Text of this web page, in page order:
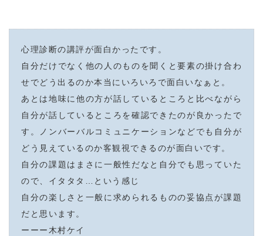
心理診断の講評が面白かったです。
自分だけでなく他の人のものを聞くと要素の掛け合わ
せでどう出るのか本当にいろいろで面白いなぁと。
あとは地味に他の方が話しているところと比べながら
自分が話しているところを確認できたのが良かったで
す。ノンバーバルコミュニケーションなどでも自分が
どう見えているのか客観視できるのが面白いです。
自分の課題はまさに一般性だなと自分でも思っていた
ので、イタタタ…という感じ
自分の楽しさと一般に求められるものの妥協点が課題
だと思います。
ーーー木村ケイ